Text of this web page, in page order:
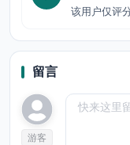
该用户仅评
留言
游客